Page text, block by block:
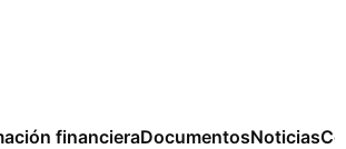
financieraDocumentosNoticias